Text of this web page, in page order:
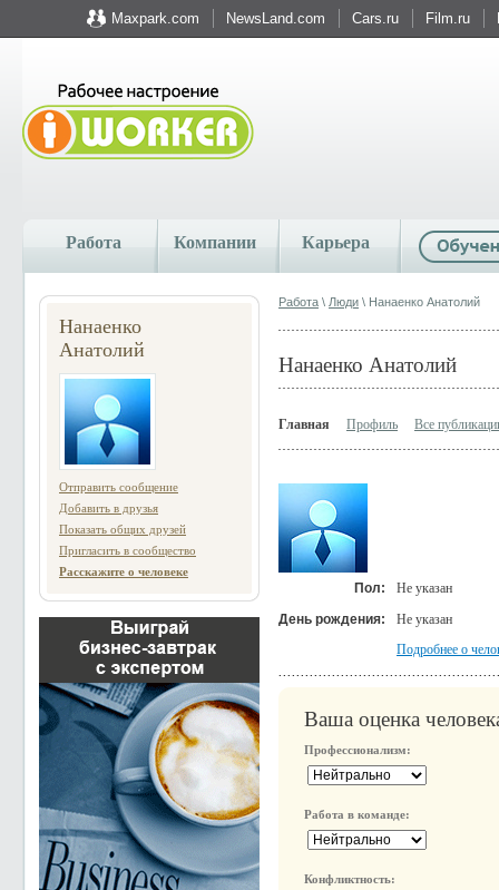
Maxpark.com NewsLand.com Cars.ru Film.ru
Работа Компании Карьера
Нанаенко
Анатолий
Отправить сообщение
Добавить в друзья
Показать общих друзей
Пригласить в сообщество
Расскажите о человеке
Работа \ Люди \ Нанаенко Анатолий
Нанаенко Анатолий
Главная Профиль Все
Пол:
Не указан
День рождения:
Не указан
Подробнее о
Ваша оценка
Профессионализм:
Работа в команде:
Конфликтность: